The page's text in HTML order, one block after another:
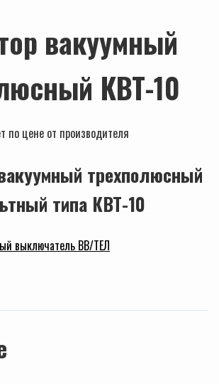
вакуумный
КВТ-10
по цене от производителя
трехполюсный
типа КВТ-10
выключатель BB/TEЛ